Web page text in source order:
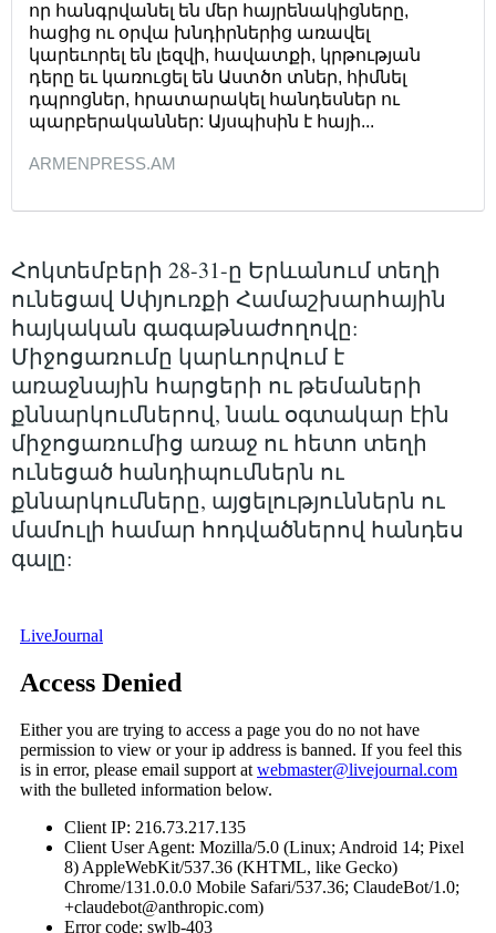
որ հանգրվանել են մեր հայրենակիցները,
հացից ու օրվա խնդիրներից առավել
կարեւորել են լեզվի, հավատքի, կրթության
դերը եւ կառուցել են Աստծո տներ, հիմնել
դպրոցներ, հրատարակել հանդեսներ ու
պարբերականներ: Այսպիսին է հայի...
ARMENPRESS.AM
Հոկտեմբերի 28-31-ը Երևանում տեղի
ունեցավ Սփյուռքի Համաշխարհային
հայկական գագաթնաժողովը:
Միջոցառումը կարևորվում է
առաջնային հարցերի ու թեմաների
քննարկումներով, նաև օգտակար էին
միջոցառումից առաջ ու հետո տեղի
ունեցած հանդիպումներն ու
քննարկումները, այցելություններն ու
մամուլի համար հոդվածներով հանդես
գալը: